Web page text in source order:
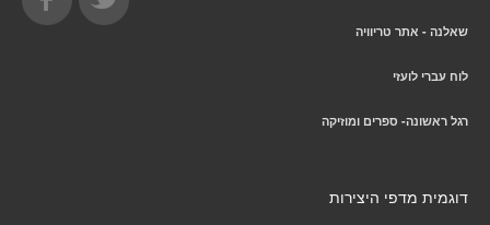
שאלנה - אתר טריוויה
לוח עברי לועזי
רגל ראשונה- ספרים ומוזיקה
דוגמית מדפי היצירות